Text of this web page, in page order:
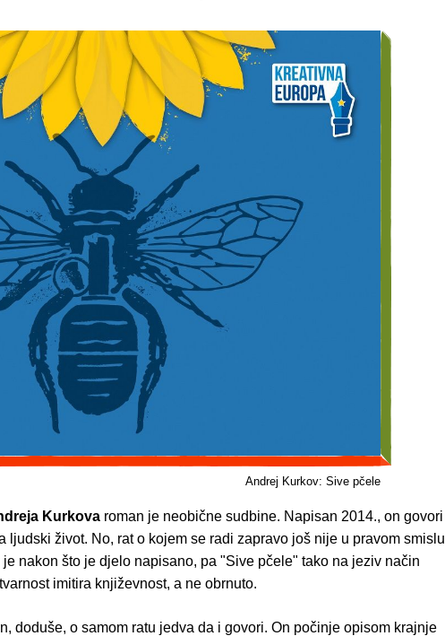
Andrej Kurkov: Sive pčele
Kurkova roman je neobične sudbine. Napisan 2014., on govori
ljudski život. No, rat o kojem se radi zapravo još nije u pravom smislu
nakon što je djelo napisano, pa "Sive pčele" tako na jeziv način
imitira književnost, a ne obrnuto.
doduše, o samom ratu jedva da i govori. On počinje opisom krajnje